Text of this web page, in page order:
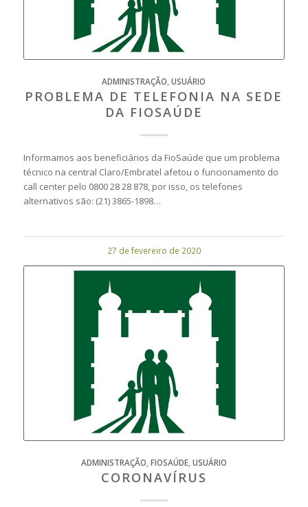
ADMINISTRAÇÃO ,USUÁRIO
PROBLEMA DE TELEFONIA NA SEDE
DA FIOSAÚDE
Informamos aos beneficiários da FioSaúde que um problema
técnico na central Claro/Embratel afetou o funcionamento do
call center pelo 0800 28 28 878, por isso, os telefones
alternativos são: (21) 3865-1898…
27 de fevereiro de 2020
ADMINISTRAÇÃO FIOSAÚDE, USUÁRIO
CORONAVÍRUS